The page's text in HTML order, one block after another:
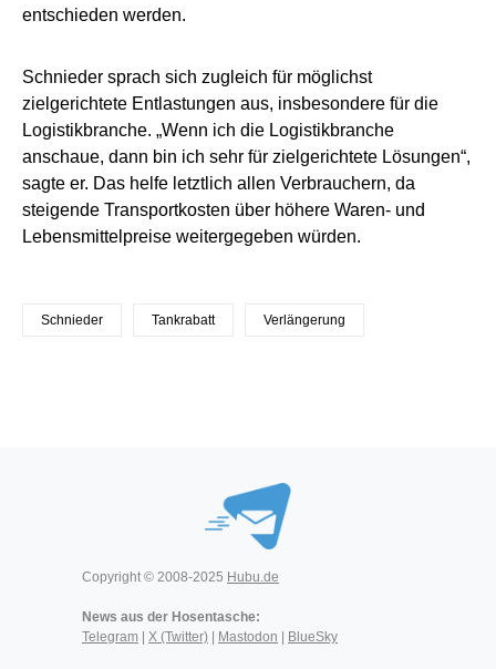
entschieden werden.
Schnieder sprach sich zugleich für möglichst
zielgerichtete Entlastungen aus, insbesondere für die
Logistikbranche. „Wenn ich die Logistikbranche
anschaue, dann bin ich sehr für zielgerichtete Lösungen“,
sagte er. Das helfe letztlich allen Verbrauchern, da
steigende Transportkosten über höhere Waren- und
Lebensmittelpreise weitergegeben würden.
Schnieder Tankrabatt Verlängerung
Copyright © 2008-2025 Hubu.de
News aus der Hosentasche:
Telegram
X (Twitter) Mastodon BlueSky